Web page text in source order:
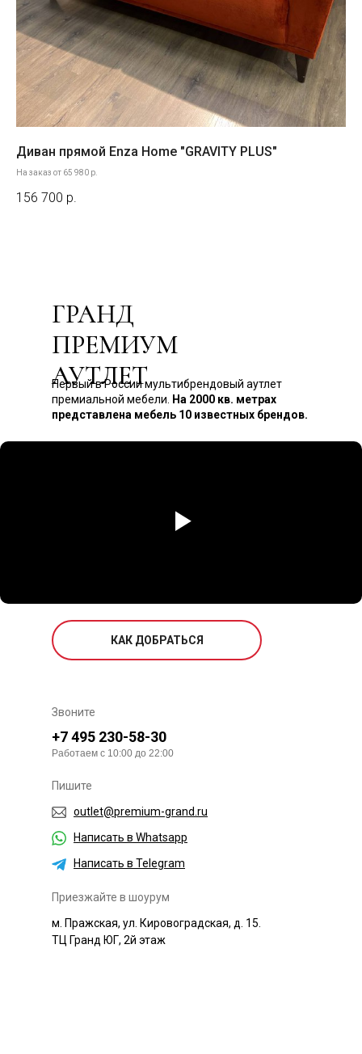
Диван прямой Enza Home "GRAVITY PLUS"
На заказ от 65 980 р.
156 700 р.
ГРАНД
ПРЕМИУМ
АУТЛЕТ
Первый в России мультибрендовый аутлет
премиальной мебели. На 2000 кв. метрах
представлена мебель 10 известных брендов.
КАК ДОБРАТЬСЯ
outlet@premium-grand.ru
Написать в Whatsapp
Написать в Telegram
+7 495 230-58-30
Работаем с 10:00 до 22:00
м. Пражская, ул. Кировоградская, д. 15.
ТЦ Гранд ЮГ, 2й этаж
Звоните
Приезжайте в шоурум
Пишите